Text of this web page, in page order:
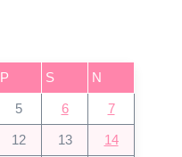
P S N
5 6 7
12 13 14